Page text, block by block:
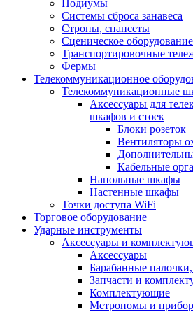
Подиумы
Системы сброса занавеса
Стропы, спансеты
Сценическое оборудование
Транспортировочные
Фермы
Телекоммуникационное
Телекоммуникационные
Аксессуары для
шкафов и стоек
Блоки розеток
Вентиляторы
Кабельные
Напольные шкафы
Настенные шкафы
Точки доступа WiFi
Торговое оборудование
Ударные инструменты
Аксессуары и
Аксессуары
Барабанные
Запчасти и
Комплектующие
Метрономы и